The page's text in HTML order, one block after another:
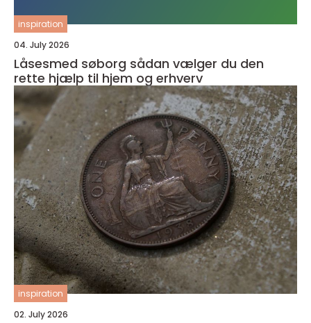
inspiration
04. July 2026
Låsesmed søborg sådan vælger du den
rette hjælp til hjem og erhverv
inspiration
02. July 2026